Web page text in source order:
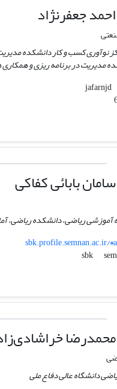
جعفرنژاد
نوآوری کسب و کار دانشکده
مدیریت در برنامه ریزی و
بابائی کفاکی
آموزشی ریاضی، دانشکده ریاضی،
sbk.profile.semnan.ac.ir/
دانشگاه عالی دفاع ملی